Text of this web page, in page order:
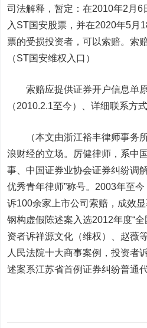
司法解释，暂定：在2010年2月
入ST国安股票，并在2020年5月
票的受损投资者，可以索赔。索
（ST国安维权入口）
索赔应提供证券开户信息单
（2010.2.1至今）、详细联系方式
（本文由浙江裕丰律师事务所
浪财经的立场。厉健律师，系中
事、中国证券业协会证券纠纷调
优秀青年律师”称号。2003年至
诉100余家上市公司索赔，成效
钢构虚假陈述案入选2012年度“
资者诉祥源文化 （维权）、赵薇
人民法院十大商事案例，投资者
述案系江苏省首例证券纠纷普通